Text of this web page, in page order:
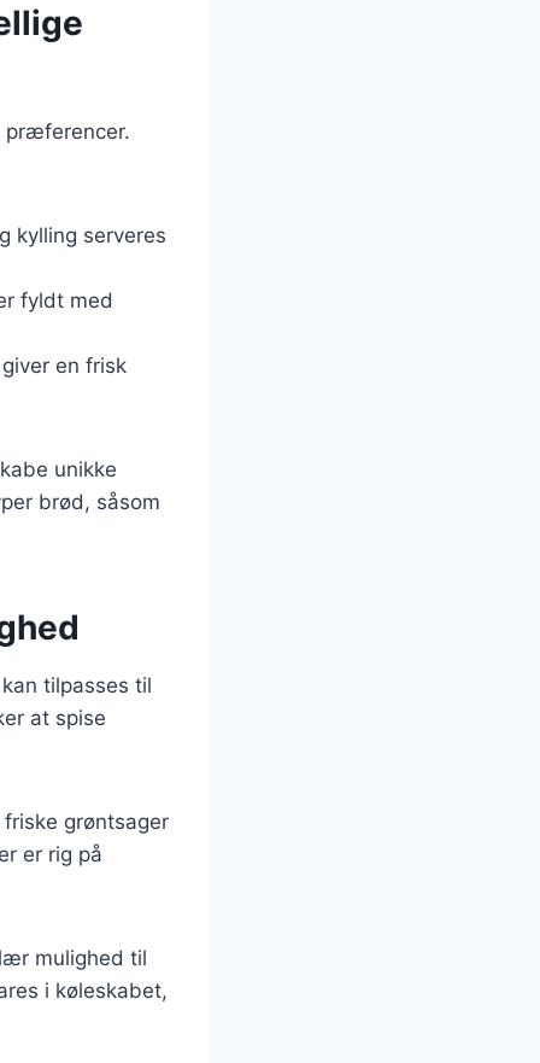
præferencer.
kylling serveres
fyldt med
en frisk
unikke
brød, såsom
tilpasses til
at spise
grøntsager
er rig på
mulighed til
i køleskabet,